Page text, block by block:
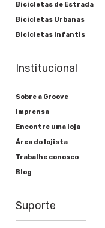
Bicicletas de Estrada
Bicicletas Urbanas
Bicicletas Infantis
Institucional
Sobre a Groove
Imprensa
Encontre uma loja
Área do lojista
Trabalhe conosco
Blog
Suporte